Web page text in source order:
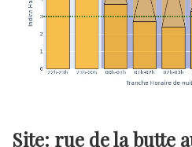
Site: rue de la butte